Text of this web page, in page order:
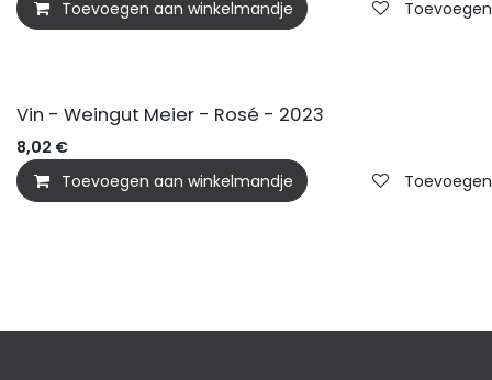
Toevoegen aan winkelmandje
BIO
Vin - Weingut Meier - Rosé - 2023
8,02 €
Toevoegen aan winkelmandje